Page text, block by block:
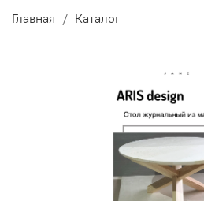
Главная Каталог